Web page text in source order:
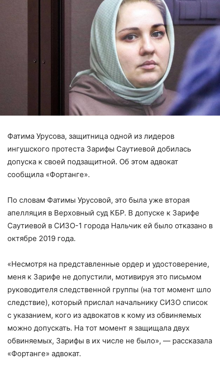
Фатима Урусова, защитница одной из лидеров
ингушского протеста Зарифы Саутиевой добилась
допуска к своей подзащитной. Об этом адвокат
сообщила «Фортанге».
По словам Фатимы Урусовой, это была уже вторая
апелляция в Верховный суд КБР. В допуске к Зарифе
Саутиевой в СИЗО-1 города Нальчик ей было отказано в
октябре 2019 года.
«Несмотря на представленные ордер и удостоверение,
меня к Зарифе не допустили, мотивируя это письмом
руководителя следственной группы (на тот момент шло
следствие), который прислал начальнику СИЗО список
с указанием, кого из адвокатов к кому из обвиняемых
можно допускать. На тот момент я защищала двух
обвиняемых, Зарифы в их числе не было», — рассказала
«Фортанге» адвокат.